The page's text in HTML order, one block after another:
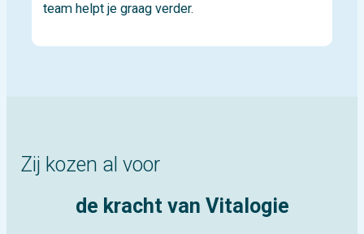
team helpt je graag verder.
Zij kozen al voor
de kracht van Vitalogie